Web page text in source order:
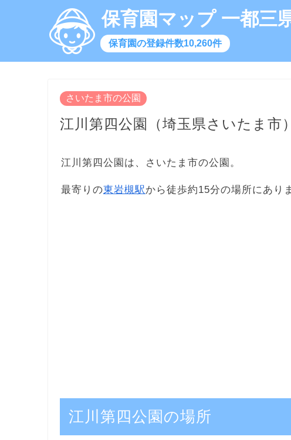
保育園マップ 一都三
保育園の登録件数10,260件
さいたま市の公園
江川第四公園（埼玉県さいたま市）
江川第四公園は、さいたま市の公園。
最寄りの東岩槻駅から徒歩約15分の場所にあり
江川第四公園の場所